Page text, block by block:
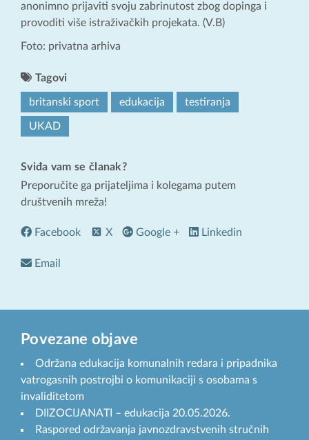
anonimno prijaviti svoju zabrinutost zbog dopinga i
provoditi više istraživačkih projekata. (V.B)
Foto: privatna arhiva
Tagovi
britanski sport edukacija testiranja
UKAD
Sviđa vam se članak?
Preporučite ga prijateljima i kolegama putem
društvenih mreža!
Facebook X Google + Linkedin
Email
Povezane objave
Održana edukacija komunalnih redara i pripadnika
vatrogasnih postrojbi o komunikaciji s osobama s
invaliditetom
DIIZOCIJANATI – edukacija 20.05.2026.
Raspored održavanja javnozdravstvenih stručnih